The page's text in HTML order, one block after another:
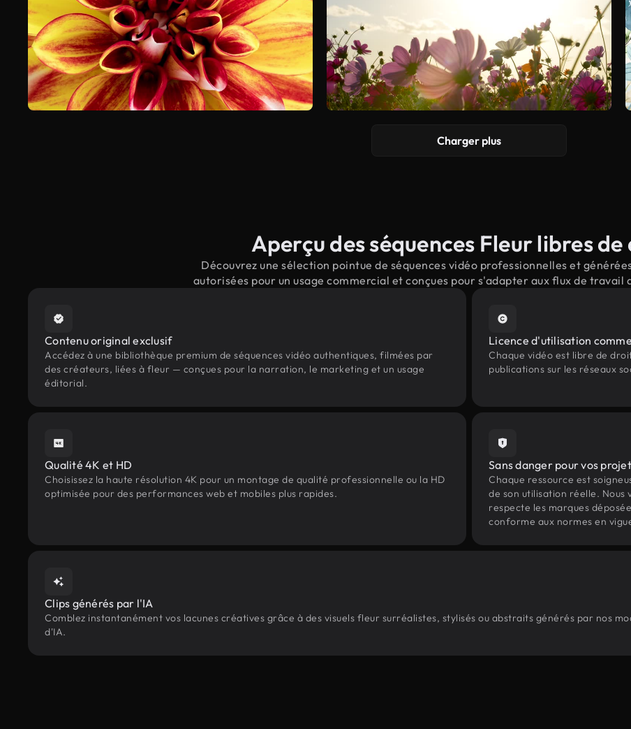
Charger plus
Aperçu des séquences Fleur libres
Découvrez une sélection pointue de séquences vidéo professionnelles et
autorisées pour un usage commercial et conçues pour s'adapter aux flux de travail
Contenu original exclusif
Accédez à une bibliothèque premium de séquences vidéo authentiques, filmées par
des créateurs, liées à fleur — conçues pour la narration, le marketing et un usage
éditorial.
Licence d'utilisation
Chaque vidéo est libre de
publications sur les réseaux
Qualité 4K et HD
Choisissez la haute résolution 4K pour un montage de qualité professionnelle ou la HD
optimisée pour des performances web et mobiles plus rapides.
Sans danger pour vos
Chaque ressource est
de son utilisation réelle. Nous
respecte les marques
conforme aux normes en
Clips générés par l'IA
Comblez instantanément vos lacunes créatives grâce à des visuels fleur surréalistes, stylisés ou abstraits générés par nos
d'IA.